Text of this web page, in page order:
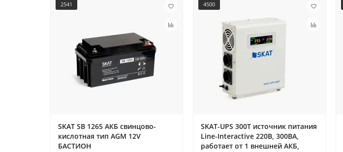
2541
SKAT SB 1265 АКБ свинцово-
кислотная тип AGM 12V
БАСТИОН
4500
SKAT-UPS 300T источник питания
Line-Interactive 220В, 300ВА,
работает от 1 внешней АКБ,